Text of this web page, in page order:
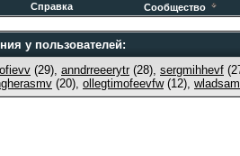
Справка Сообщество
у пользователей:
(29), anndrreeerytr(28), sergmihhevf
(20), ollegtimofeevfw(12),